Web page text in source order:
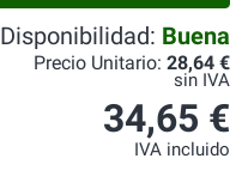
Disponibilidad: Buena
Precio Unitario: 28,64 €
sin IVA
34,65 €
IVA incluido